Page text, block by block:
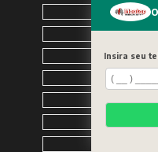
Insira seu